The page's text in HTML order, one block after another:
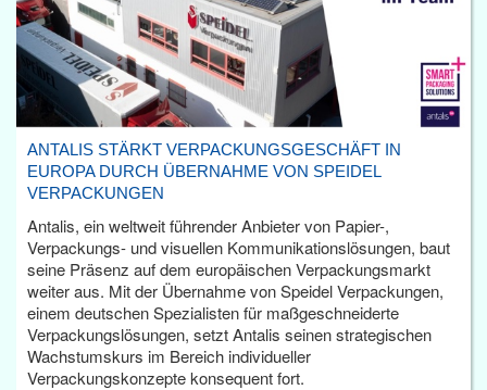
ANTALIS STÄRKT VERPACKUNGSGESCHÄFT IN
EUROPA DURCH ÜBERNAHME VON SPEIDEL
VERPACKUNGEN
Antalis, ein weltweit führender Anbieter von Papier-,
Verpackungs- und visuellen Kommunikationslösungen, baut
seine Präsenz auf dem europäischen Verpackungsmarkt
weiter aus. Mit der Übernahme von Speidel Verpackungen,
einem deutschen Spezialisten für maßgeschneiderte
Verpackungslösungen, setzt Antalis seinen strategischen
Wachstumskurs im Bereich individueller
Verpackungskonzepte konsequent fort.